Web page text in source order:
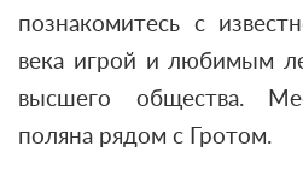
познакомитесь с
века игрой и любимым
высшего общества.
поляна рядом с Гротом.